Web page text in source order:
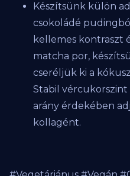
Készítsünk külön
csokoládé
kellemes kontraszt
matcha por,
cseréljük ki a
Stabil
arány érdekében
kollagént.